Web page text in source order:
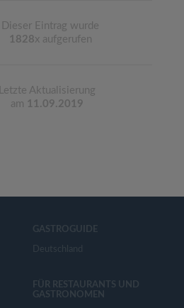
Dieser Eintrag wurde
1828x aufgerufen
Letzte Aktualisierung
am 11.09.2019
GASTROGUIDE
Deutschland
FÜR RESTAURANTS UND
GASTRONOMEN